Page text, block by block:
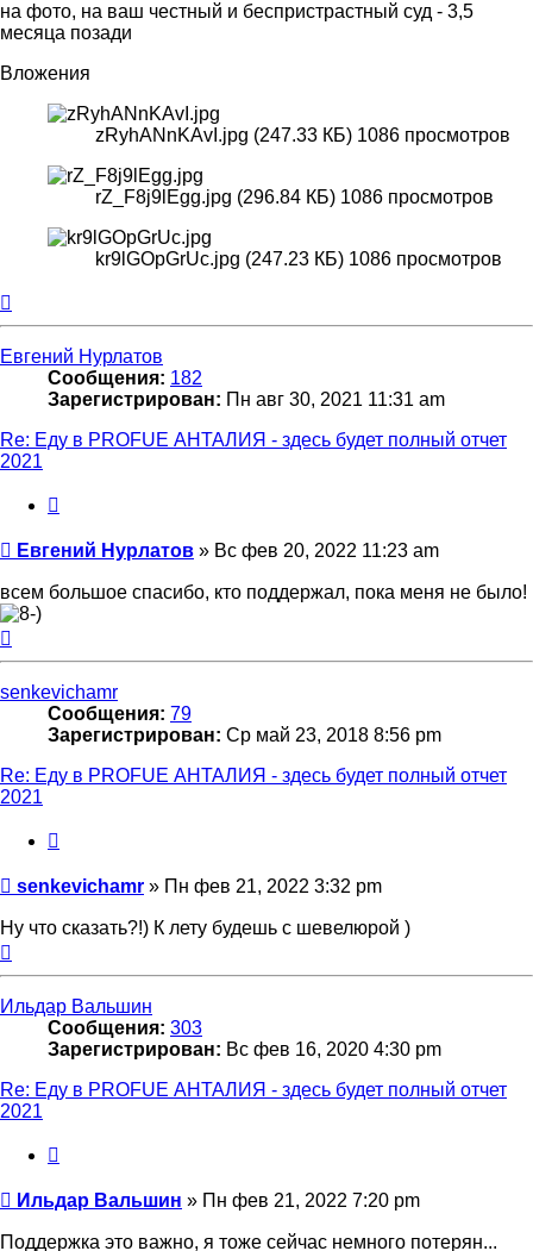
на фото, на ваш честный и беспристрастный суд - 3,5
месяца позади
Вложения
zRyhANnKAvI.jpg (247.33 КБ) 1086 просмотров
rZ_F8j9lEgg.jpg (296.84 КБ) 1086 просмотров
kr9lGOpGrUc.jpg (247.23 КБ) 1086 просмотров
Евгений Нурлатов
Сообщения: 182
Зарегистрирован: Пн авг 30, 2021 11:31 am
Re: Еду в PROFUE АНТАЛИЯ - здесь будет полный отчет
2021
Сообщение
Евгений Нурлатов » Вс фев 20, 2022 11:23 am
всем большое спасибо, кто поддержал, пока меня не было!
senkevichamr
Сообщения: 79
Зарегистрирован: Ср май 23, 2018 8:56 pm
Re: Еду в PROFUE АНТАЛИЯ - здесь будет полный отчет
2021
Сообщение
senkevichamr » Пн фев 21, 2022 3:32 pm
Ну что сказать?!) К лету будешь с шевелюрой )
Ильдар Вальшин
Сообщения: 303
Зарегистрирован: Вс фев 16, 2020 4:30 pm
Re: Еду в PROFUE АНТАЛИЯ - здесь будет полный отчет
2021
Сообщение
Ильдар Вальшин » Пн фев 21, 2022 7:20 pm
Поддержка это важно, я тоже сейчас немного потерян...